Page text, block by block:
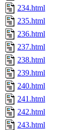
234.html
235.html
236.html
237.html
238.html
239.html
240.html
241.html
242.html
243.html